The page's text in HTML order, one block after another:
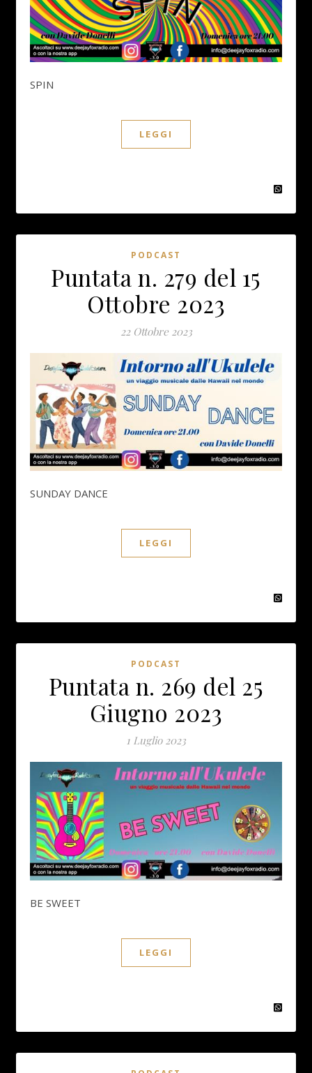
SPIN
LEGGI
PODCAST
Puntata n. 279 del 15
Ottobre 2023
22 Ottobre 2023
SUNDAY DANCE
LEGGI
PODCAST
Puntata n. 269 del 25
Giugno 2023
1 Luglio 2023
BE SWEET
LEGGI